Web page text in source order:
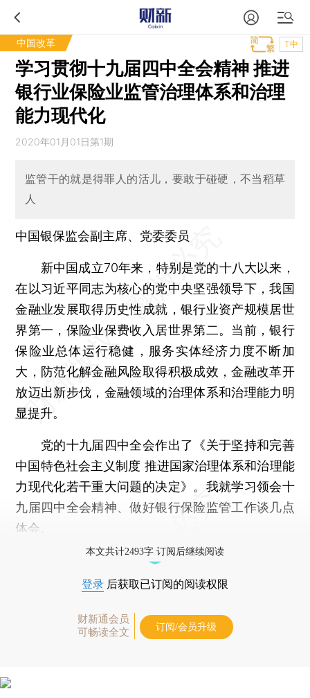
中国改革 T中
学习贯彻十九届四中全会精神 推进
银行业保险业监管治理体系和治理
能力现代化
2020年01月01日第1期
监管干的就是得罪人的活儿，要敢于碰硬，不当稻草
人
中国银保监会副主席、党委委员
新中国成立70年来，特别是党的十八大以来，
在以习近平同志为核心的党中央坚强领导下，我国
金融业发展取得历史性成就，银行业资产规模居世
界第一，保险业保费收入居世界第二。当前，银行
保险业总体运行稳健，服务实体经济力度不断加
大，防范化解金融风险取得积极成效，金融改革开
放迈出新步伐，金融领域的治理体系和治理能力明
显提升。
党的十九届四中全会作出了《关于坚持和完善
中国特色社会主义制度 推进国家治理体系和治理能
力现代化若干重大问题的决定》。我就学习领会十
九届四中全会精神、做好银行保险监管工作谈几点
体会。
本文共计2493字 订阅后继续阅读
登录 后获取已订阅的阅读权限
财新通会员
可畅读全文
订阅/会员升级